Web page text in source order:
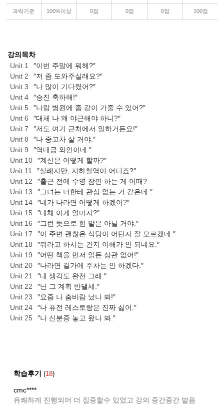
과락기준 100%이상 0점 0점 0점 100점
강의목차
Unit 1
″이번 주말에 뭐해?″
Unit 2
″저 좀 도와주실래요?″
Unit 3
″나 많이 기다렸어?″
Unit 4
″승진 축하해!″
Unit 5
″나랑 병원에 좀 같이 가줄 수 있어?″
Unit 6
″대체 나 왜 야근해야 하니?″
Unit 7
″저도 여기 근처에서 일하거든요!″
Unit 8
″나 중고차 살 거야.″
Unit 9
″역대급 와인이네.″
Unit 10
″계산은 어떻게 할까?″
Unit 11
″실례지만, 지하철역이 어디죠?″
Unit 12
″출근 전에 수영 잠깐 하는 게 어때?
Unit 13
″그녀는 너한테 관심 없는 거 같은데.″
Unit 14
″네가 나라면 어떻게 하겠어?″
Unit 15
″대체 이게 얼마지?″
Unit 16
″그런 뜻으로 한 말은 아닐 거야.″
Unit 17
″이 주변 괜찮은 식당이 어딘지 잘 모르겠네.″
Unit 18
″뭐라고 하시는 건지 이해가 안 되네요.″
Unit 19
″어떤 책을 먼저 읽든 상관 없어!″
Unit 20
″나라면 길가에 주차는 안 하겠다.″
Unit 21
″내 생각도 완전 그래.″
Unit 22
″난 그 계획 반댈세.″
Unit 23
″요즘 나 춤바람 났나 봐!″
Unit 24
″나 퓨전 레스토랑은 진짜 싫어.″
Unit 25
″나 신분증 놓고 왔나 봐.″
학습후기 (18)
cmc****
유쾌하게 진행되어 더 집중할수 있었고 강의 중간중간 발음